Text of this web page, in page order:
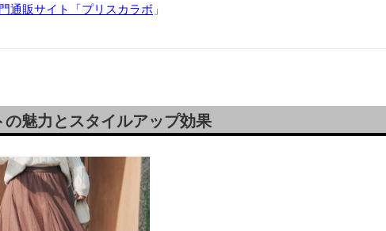
通販サイト「プリスカラボ 」
魅力とスタイルアップ効果